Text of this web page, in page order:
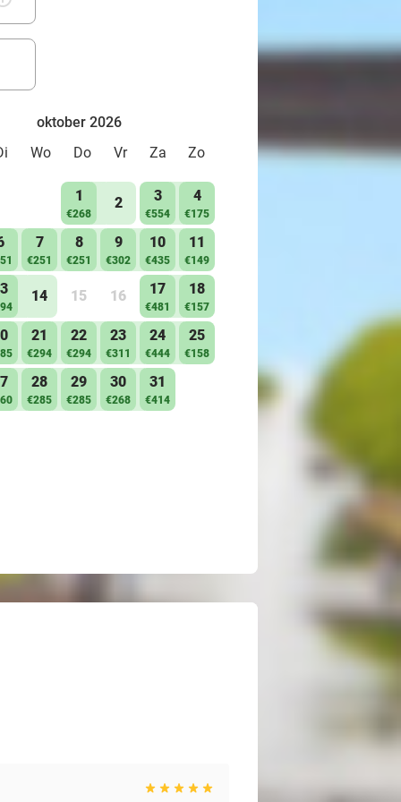
oktober 2026
Wo Do Vr Za Zo
1
€268
2 3
€554
4
€175
7
€251
8
€251
9
€302
10
€435
11
€149
14 15 16 17
€481
18
€157
21
€294
22
€294
23
€311
24
€444
25
€158
28
€285
29
€285
30
€268
31
€414